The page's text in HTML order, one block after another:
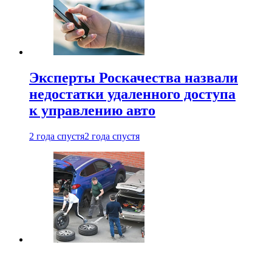
Эксперты Роскачества назвали
недостатки удаленного доступа
к управлению авто
2 года спустя2 года спустя